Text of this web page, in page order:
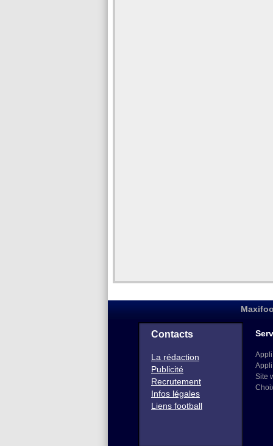
Contacts
La rédaction
Publicité
Recrutement
Infos légales
Liens football
Site